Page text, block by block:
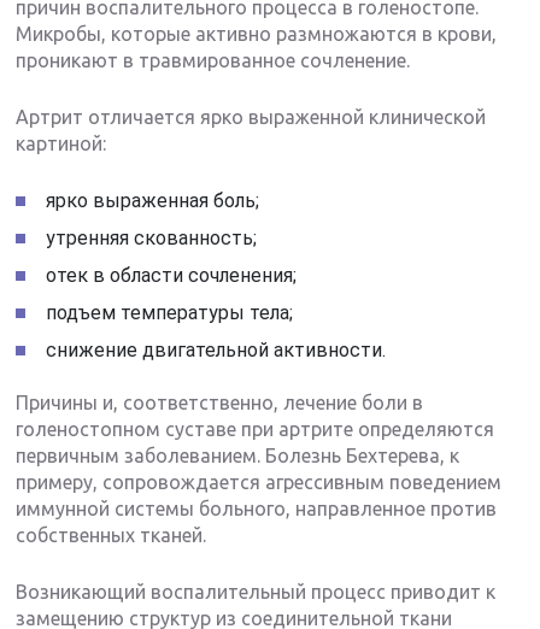
причин воспалительного процесса в голеностопе.
Микробы, которые активно размножаются в крови,
проникают в травмированное сочленение.
Артрит отличается ярко выраженной клинической
картиной:
ярко выраженная боль;
утренняя скованность;
отек в области сочленения;
подъем температуры тела;
снижение двигательной активности.
Причины и, соответственно, лечение боли в
голеностопном суставе при артрите определяются
первичным заболеванием. Болезнь Бехтерева, к
примеру, сопровождается агрессивным поведением
иммунной системы больного, направленное против
собственных тканей.
Возникающий воспалительный процесс приводит к
замещению структур из соединительной ткани